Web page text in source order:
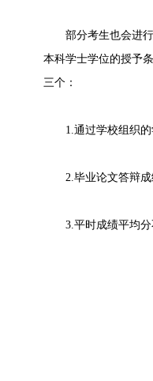
部分考生也会进行
本科学士学位的授予
三个：
1.通过学校组织的
2.毕业论文答辩成
3.平时成绩平均分